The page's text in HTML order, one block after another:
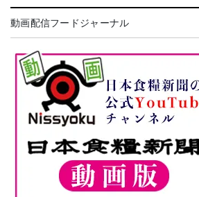
動画配信フードジャーナル